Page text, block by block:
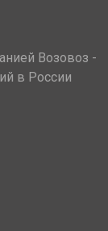
Возовоз -
в России